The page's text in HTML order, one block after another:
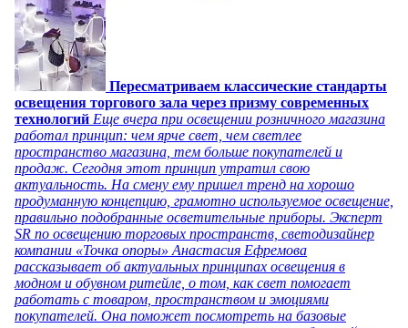
Пересматриваем классические стандарты
освещения торгового зала через призму современных
технологий Еще вчера при освещении розничного магазина
работал принцип: чем ярче свет, чем светлее
пространство магазина, тем больше покупателей и
продаж. Сегодня этот принцип утратил свою
актуальность. На смену ему пришел тренд на хорошо
продуманную концепцию, грамотно используемое освещение,
правильно подобранные осветительные приборы. Эксперт
SR по освещению торговых пространств, светодизайнер
компании «Точка опоры» Анастасия Ефремова
рассказывает об актуальных принципах освещения в
модном и обувном ритейле, о том, как свет помогает
работать с товаром, пространством и эмоциями
покупателей. Она поможет посмотреть на базовые